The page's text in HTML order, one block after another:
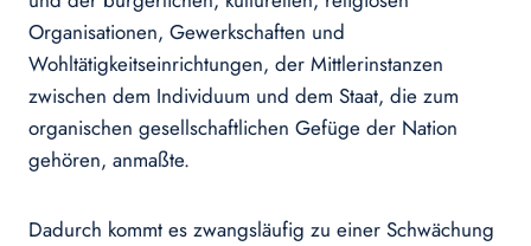
Organisationen, Gewerkschaften und
Wohltätigkeitseinrichtungen, der Mittlerinstanzen
zwischen dem Individuum und dem Staat, die zum
organischen gesellschaftlichen Gefüge der Nation
gehören, anmaßte.
Dadurch kommt es zwangsläufig zu einer Schwächung